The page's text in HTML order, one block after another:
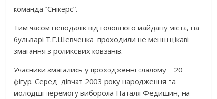
команда “Снікерс”.
Тим часом неподалік від головного майдану міста, на
бульварі Т.Г.Шевченка проходили не менш цікаві
змагання з роликових ковзанів.
Учасники змагались у проходженні слалому – 20
фігур. Серед дівчат 2003 року народження та
молодші перемогу виборола Наталя Федишин, на